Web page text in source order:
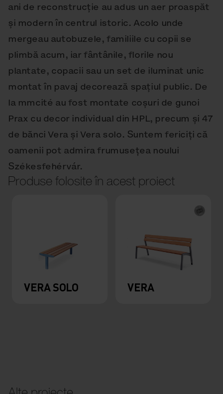
ani de reconstrucție au adus un aer proaspăt
și modern în centrul istoric. Acolo unde
mergeau autobuzele, familiile cu copii se
plimbă acum, iar fântânile, florile nou
plantate, copacii sau un set de iluminat unic
montat în pavaj decorează spațiul public. De
la mmcité au fost montate coșuri de gunoi
Prax cu decor individual din HPL, precum și 47
de bănci Vera și Vera solo. Suntem fericiți că
oamenii pot admira frumusețea noului
Székesfehérvár.
Produse folosite în acest proiect
VERA SOLO VERA